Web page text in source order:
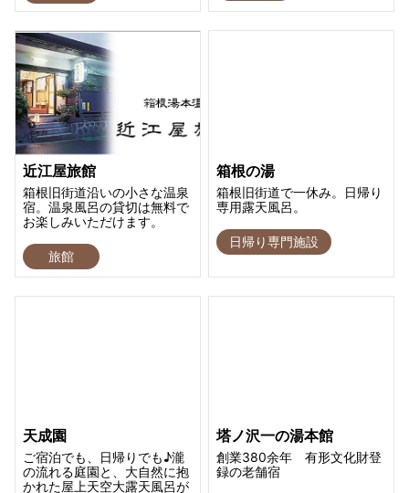
近江屋旅館
箱根旧街道沿いの小さな温泉
宿。温泉風呂の貸切は無料で
お楽しみいただけます。
旅館
箱根の湯
箱根旧街道で一休み。日帰り
専用露天風呂。
日帰り専門施設
天成園
ご宿泊でも、日帰りでも♪瀧
の流れる庭園と、大自然に抱
かれた屋上天空大露天風呂が
塔ノ沢一の湯本館
創業380余年 有形文化財登
録の老舗宿